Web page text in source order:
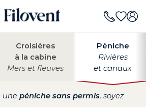
Croisières
à la cabine
Mers et fleuves
Péniche
Rivières
et canaux
une péniche sans permis, soyez